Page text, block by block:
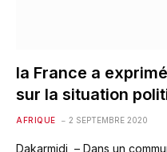
la France a
sur la situation
AFRIQUE 2 SEPTEMBRE 2020
Dakarmidi – Dans un